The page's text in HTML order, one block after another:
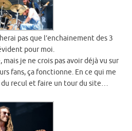
pas que l’enchainement des 3
pour moi.
je ne crois pas avoir déjà vu sur
fans, ça fonctionne. En ce qui me
recul et faire un tour du site…